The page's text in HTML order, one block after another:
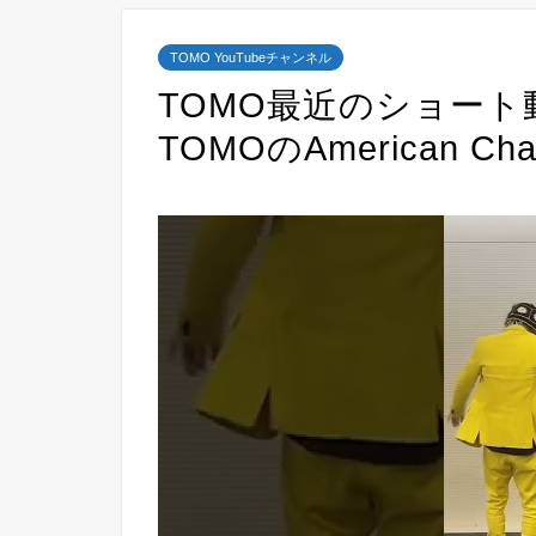
TOMO YouTubeチャンネル
TOMO最近のショー
TOMOのAmerican